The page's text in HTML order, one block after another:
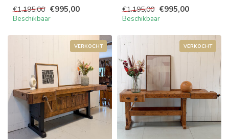
€1.195,00 €995,00
Beschikbaar
€1.195,00 €995,00
Beschikbaar
VERKOCHT VERKOCHT